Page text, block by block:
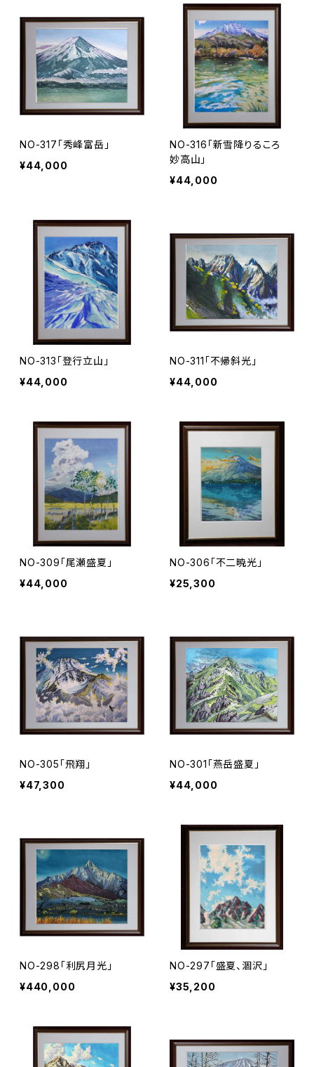
NO-317「秀峰富岳」
¥44,000
NO-316「新雪降りるころ
妙高山」
¥44,000
NO-313「登行立山」
¥44,000
NO-311「不帰斜光」
¥44,000
NO-309「尾瀬盛夏」
¥44,000
NO-306「不二暁光」
¥25,300
NO-305「飛翔」
¥47,300
NO-301「燕岳盛夏」
¥44,000
NO-298「利尻月光」
¥440,000
NO-297「盛夏、涸沢」
¥35,200